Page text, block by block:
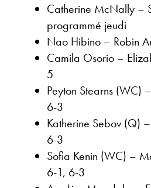
Catherine McNally –
programmé jeudi
Nao Hibino – Robin
Camila Osorio –
5
Peyton Stearns (WC)
6-3
Katherine Sebov (Q)
6-3
Sofia Kenin (WC) –
6-1, 6-3